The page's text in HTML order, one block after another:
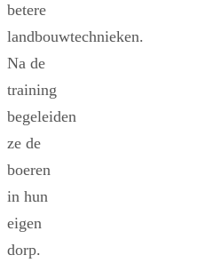
betere
landbouwtechnieken.
Na de
training
begeleiden
ze de
boeren
in hun
eigen
dorp.